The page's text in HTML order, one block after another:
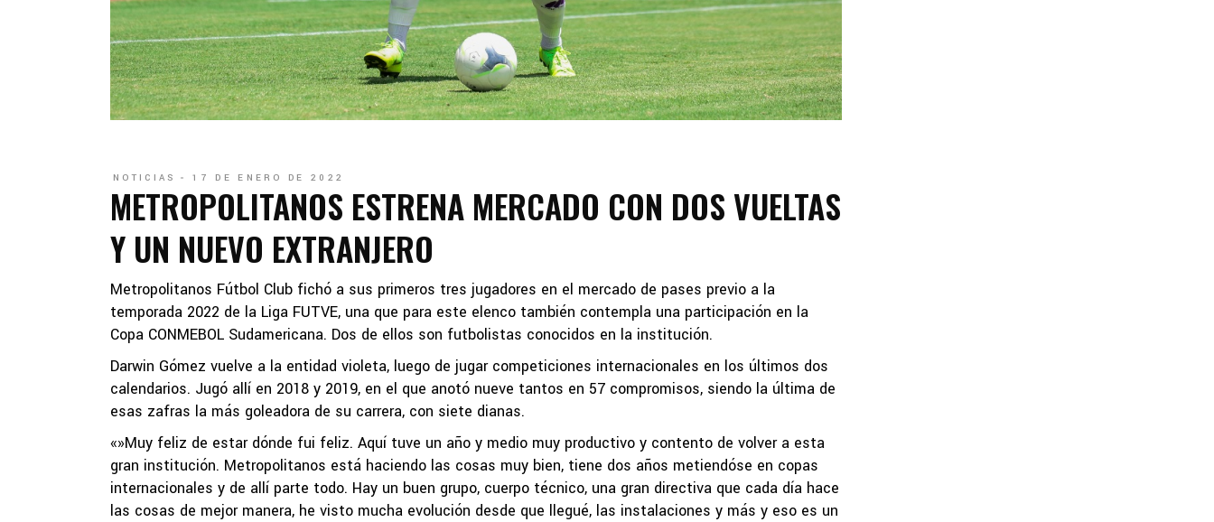
NOTICIAS 17 DE ENERO DE 2022
METROPOLITANOS ESTRENA MERCADO CON DOS VUELTAS
Y UN NUEVO EXTRANJERO
Metropolitanos Fútbol Club fichó a sus primeros tres jugadores en el mercado de pases previo a la
temporada 2022 de la Liga FUTVE, una que para este elenco también contempla una participación en la
Copa CONMEBOL Sudamericana. Dos de ellos son futbolistas conocidos en la institución.
Darwin Gómez vuelve a la entidad violeta, luego de jugar competiciones internacionales en los últimos dos
calendarios. Jugó allí en 2018 y 2019, en el que anotó nueve tantos en 57 compromisos, siendo la última de
esas zafras la más goleadora de su carrera, con siete dianas.
«»Muy feliz de estar dónde fui feliz. Aquí tuve un año y medio muy productivo y contento de volver a esta
gran institución. Metropolitanos está haciendo las cosas muy bien, tiene dos años metiendóse en copas
internacionales y de allí parte todo. Hay un buen grupo, cuerpo técnico, una gran directiva que cada día hace
las cosas de mejor manera, he visto mucha evolución desde que llegué, las instalaciones y más y eso es un